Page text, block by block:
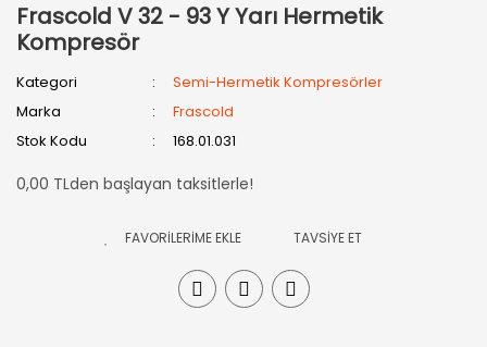
Frascold V 32 - 93 Y Yarı Hermetik
Kompresör
Kategori
Semi-Hermetik Kompresörler
Marka
Frascold
Stok Kodu
168.01.031
0,00 TLden başlayan taksitlerle!
TAVSİYE ET